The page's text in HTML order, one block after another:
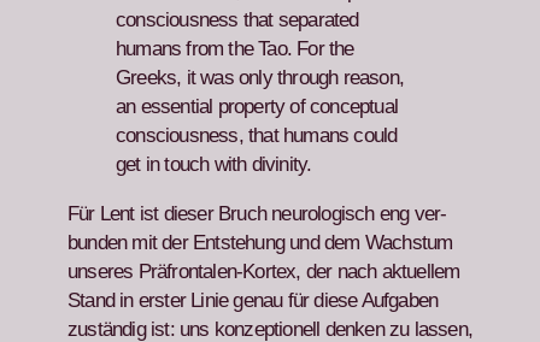
con­scious­ness that sep­a­rat­ed
humans from the Tao. For the
Greeks, it was only through rea­son,
an essen­tial prop­er­ty of con­cep­tu­al
con­scious­ness, that humans could
get in touch with divin­i­ty.
Für Lent ist dieser Bruch neu­rol­o­gisch eng ver­
bun­den mit der Entste­hung und dem Wach­s­tum
unseres Präfrontal­en-Kor­tex, der nach aktuellem
Stand in erster Lin­ie genau für diese Auf­gaben
zuständig ist: uns konzep­tionell denken zu lassen,